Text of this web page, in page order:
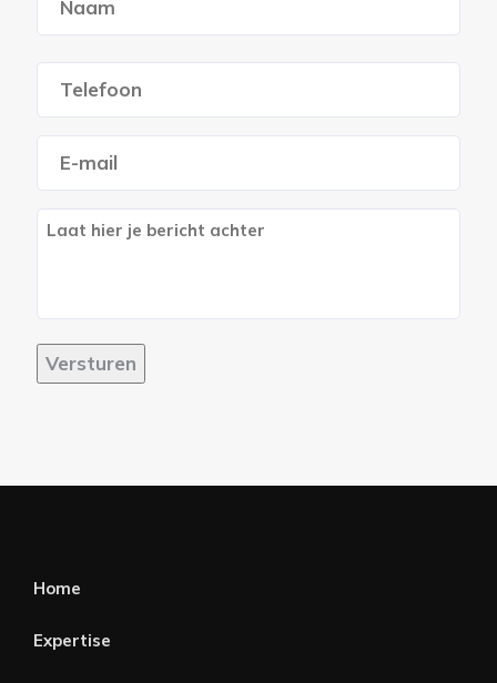
Telefoon
mailadres
Berich
Versturen
Home
Expertise